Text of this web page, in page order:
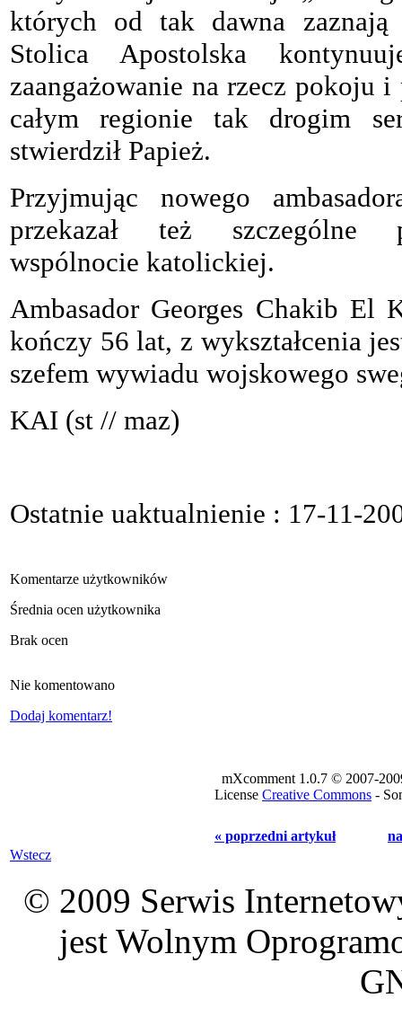
których od tak dawna
Stolica Apostolska
zaangażowanie na rzecz pokoju
całym regionie tak drogim
stwierdził Papież.
Przyjmując nowego
przekazał też szczególne
wspólnocie katolickiej.
Ambasador Georges Chakib El
kończy 56 lat, z wykształcenia
szefem wywiadu wojskowego
KAI (st // maz)
Ostatnie uaktualnienie : 17-11-
Komentarze użytkowników
Średnia ocen użytkownika
Brak ocen
Nie komentowano
Dodaj komentarz!
mXcomment 1.0.7 © 2007-
License Creative Commons -
« poprzedni artykuł
Wstecz
© 2009 Serwis
jest Wolnym